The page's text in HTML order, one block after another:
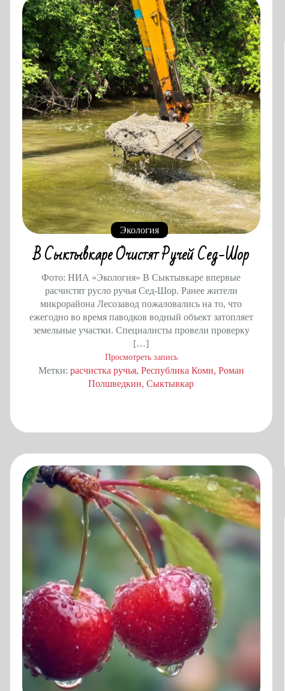
Экология
В Сыктывкаре Очистят Ручей Сед-Шор
Фото: НИА «Экология» В Сыктывкаре впервые
расчистят русло ручья Сед-Шор. Ранее жители
микрорайона Лесозавод пожаловались на то, что
ежегодно во время паводков водный объект затопляет
земельные участки. Специалисты провели проверку
[…]
Просмотреть запись
Метки: расчистка ручья Республика Коми Роман
Полшведкин Сыктывкар